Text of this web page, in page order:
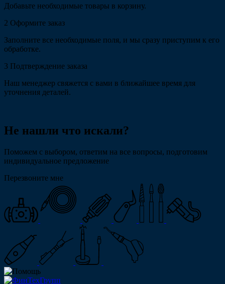
Добавьте необходимые товары в корзину.
2 Оформите заказ
Заполните все необходимые поля, и мы сразу приступим к его
обработке.
3 Подтверждение заказа
Наш менеджер свяжется с вами в ближайшее время для
уточнения деталей.
Не нашли что искали?
Поможем с выбором, ответим на все вопросы, подготовим
индивидуальное предложение
Перезвоните мне